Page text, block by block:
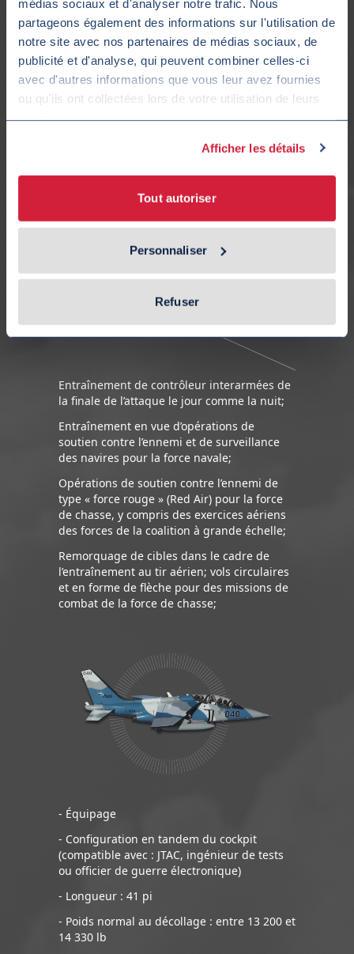
médias sociaux et d'analyser notre trafic. Nous
partageons également des informations sur l'utilisation de
notre site avec nos partenaires de médias sociaux, de
publicité et d'analyse, qui peuvent combiner celles-ci
avec d'autres informations que vous leur avez fournies
ou qu'ils ont collectées lors de votre utilisation de leurs
services.
Afficher les détails
Tout autoriser
Personnaliser
Refuser
Entraînement de contrôleur interarmées de
la finale de l’attaque le jour comme la nuit;
Entraînement en vue d’opérations de
soutien contre l’ennemi et de surveillance
des navires pour la force navale;
Opérations de soutien contre l’ennemi de
type « force rouge » (Red Air) pour la force
de chasse, y compris des exercices aériens
des forces de la coalition à grande échelle;
Remorquage de cibles dans le cadre de
l’entraînement au tir aérien; vols circulaires
et en forme de flèche pour des missions de
combat de la force de chasse;
- Équipage
- Configuration en tandem du cockpit
(compatible avec : JTAC, ingénieur de tests
ou officier de guerre électronique)
- Longueur : 41 pi
- Poids normal au décollage : entre 13 200 et
14 330 lb
Alpha Jet de Dornier
A-4 Skyhawk de Douglas